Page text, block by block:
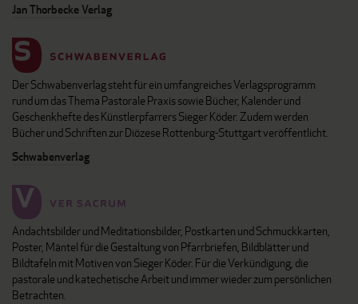
Jan Thorbecke Verlag
Der Schwabenverlag steht für ein umfangreiches Verlagsprogramm
rund um das Thema Pastorale Praxis sowie Bücher, Kalender und
Geschenkhefte des Künstlerpfarrers Sieger Köder. Zudem werden
Bücher und Schriften zur Diözese Rottenburg-Stuttgart veröffentlicht.
Schwabenverlag
Andachtsbilder und Meditationsbilder, Postkarten und Schmuckkarten,
Poster, Mäntel für die Gestaltung von Pfarrbriefen, Bildblätter und
Bildtafeln mit Motiven von Sieger Köder. Für die Verkündigung, die
pastorale und katechetische Arbeit und immer wieder zum persönlichen
Betrachten.